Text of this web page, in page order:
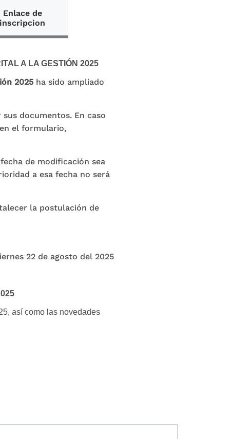
Enlace de
inscripcion
A LA GESTIÓN 2025
2025ha sido ampliado
documentos. En caso
el formulario,
de modificación sea
a esa fecha no será
la postulación de
22 de agosto del 2025
así como las novedades